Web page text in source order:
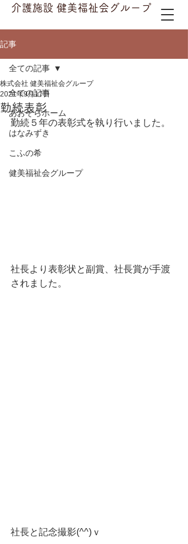
介護施設 健美福祉会グループ
記事
全ての記事
あおぞらホーム
はなみずき
こふの希
健美福祉会グループ
全ての記事
勤続表彰
株式会社 健美福祉会グループ
2021年9月17日
勤続５年の表彰式を執り行いました。
社長より表彰状と副賞、社長賞が手渡
されました。
社長と記念撮影(^^)ｖ